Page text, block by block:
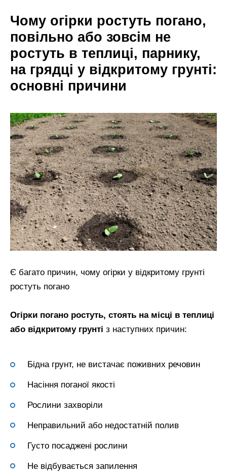
Чому огірки ростуть погано,
повільно або зовсім не
ростуть в теплиці, парнику,
на грядці у відкритому грунті:
основні причини
Є багато причин, чому огірки у відкритому грунті
ростуть погано
Огірки погано ростуть, стоять на місці в теплиці
або відкритому грунті з наступних причин:
Бідна грунт, не вистачає поживних речовин
Насіння поганої якості
Рослини захворіли
Неправильний або недостатній полив
Густо посаджені рослини
Не відбувається запилення